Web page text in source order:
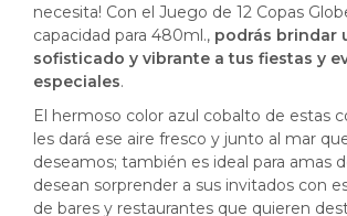
necesita! Con el Juego de 12 Copas
capacidad para 480ml., podrás brindar
sofisticado y vibrante a tus fiestas y
especiales.
El hermoso color azul cobalto de estas
les dará ese aire fresco y junto al mar
deseamos; también es ideal para amas
desean sorprender a sus invitados con
de bares y restaurantes que quieren